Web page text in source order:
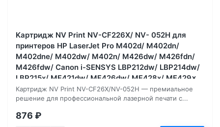
Kартридж NV Print NV-CF226X/ NV- 052H для
принтеров HP LaserJet Pro M402d/ M402dn/
M402dne/ M402dw/ M402n/ M426dw/ M426fdn/
M426fdw/ Canon i-SENSYS LBP212dw/ LBP214dw/
LBP215x/ MF421dw/ MF426dw/ MF428x/ MF429x
9200, страниц
Картридж NV Print NV-CF26X/NV-052H — премиальное
решение для профессиональной лазерной печати с...
876 ₽